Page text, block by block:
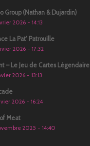
Group (Nathan & Dujardin)
2026 - 14:13
La Pat’ Patrouille
2026 - 17:32
– Le Jeu de Cartes Légendaire
2026 - 13:13
2026 - 16:24
Meat
2025 - 14:40